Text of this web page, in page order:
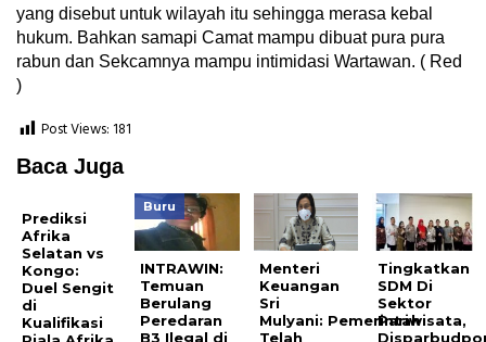
yang disebut untuk wilayah itu sehingga merasa kebal
hukum. Bahkan samapi Camat mampu dibuat pura pura
rabun dan Sekcamnya mampu intimidasi Wartawan. ( Red
)
Post Views: 181
Baca Juga
Prediksi
Afrika
Selatan vs
Kongo:
Duel Sengit
di
Kualifikasi
Buru
INTRAWIN:
Temuan
Berulang
Peredaran
B3 Ilegal di
Menteri
Keuangan
Sri
Mulyani: Pemerintah
Telah
Tingkatkan
SDM Di
Sektor
Pariwisata,